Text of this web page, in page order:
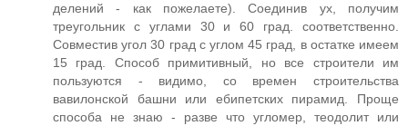
делений - как пожелаете). Соединив ух, получим
треугольник с углами 30 и 60 град. соответственно.
Совместив угол 30 град с углом 45 град, в остатке имеем
15 град. Способ примитивный, но все строители им
пользуются - видимо, со времен строительства
вавилонской башни или ебипетских пирамид. Проще
способа не знаю - разве что угломер, теодолит или